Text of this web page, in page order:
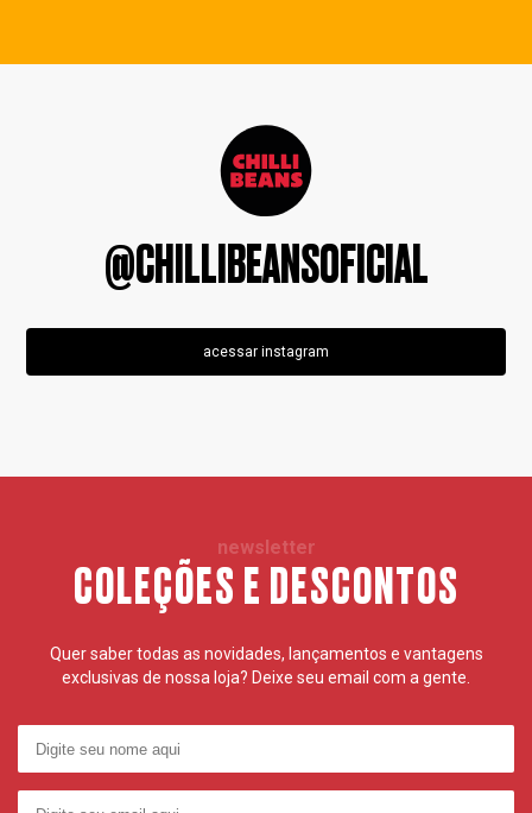
@CHILLIBEANSOFICIAL
acessar instagram
newsletter
COLEÇÕES E DESCONTOS
Quer saber todas as novidades, lançamentos e vantagens
exclusivas de nossa loja? Deixe seu email com a gente.